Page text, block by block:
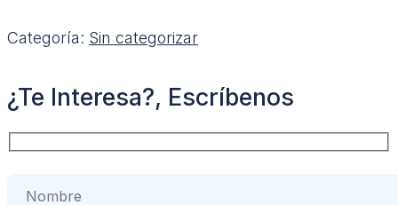
Categoría: Sin categorizar
¿Te Interesa?, Escríbenos